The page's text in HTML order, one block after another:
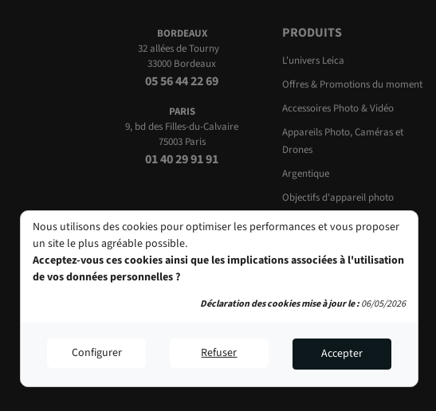
BORDEAUX
32 allées de Tourny
33000 Bordeaux
05 56 44 22 69
PARIS
9, bd des Filles-du-Calvaire
75003 Paris
01 40 29 91 91
PRODUITS
L'univers Leica
Offres & Promotions du moment
Accessoires Photo & Vidéo
Appareils Photo, Caméras et
Drones
Argentique
Objectifs d'appareil photo
Occasions
Nous utilisons des cookies pour optimiser les performances et vous proposer
un site le plus agréable possible.
Acceptez-vous ces cookies ainsi que les implications associées à l'utilisation
de vos données personnelles ?
Configurer Refuser Accepter
Déclaration des cookies mise à jour le :06/05/2026